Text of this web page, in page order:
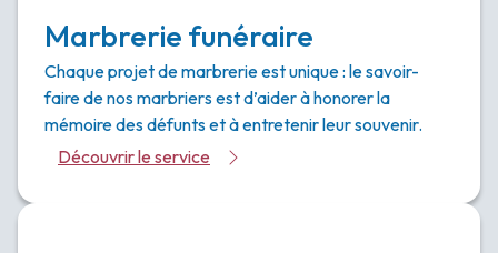
Marbrerie funéraire
Chaque projet de marbrerie est unique : le savoir-
faire de nos marbriers est d’aider à honorer la
mémoire des défunts et à entretenir leur souvenir.
Découvrir le service